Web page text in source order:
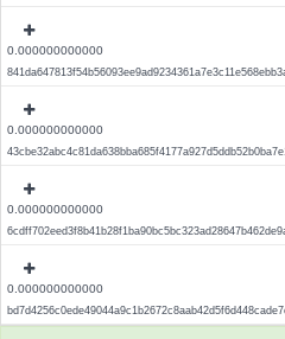
0.000000000000
0.000000000000
0.000000000000
0.000000000000